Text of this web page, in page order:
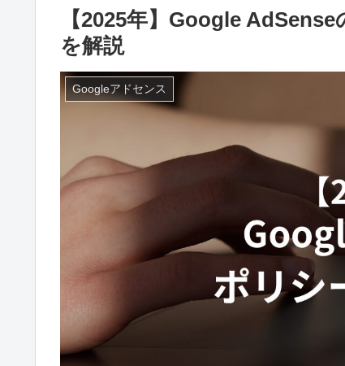
【2025年】Google
を解説
Googleアドセンス